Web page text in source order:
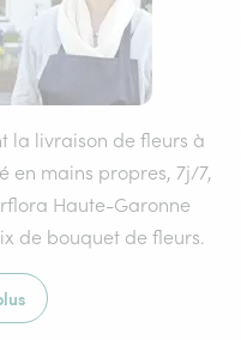
la livraison de fleurs à
en mains propres, 7j/7,
Haute-Garonne
de bouquet de fleurs.